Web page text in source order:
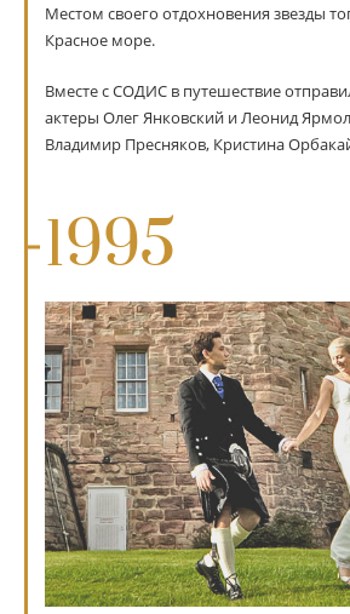
Местом своего отдохновения звезды
Красное море.
Вместе с СОДИС в путешествие
актеры Олег Янковский и Леонид
Владимир Пресняков, Кристина
1995